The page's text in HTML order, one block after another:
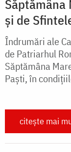
Săptămâna
şi de
Îndrumări ale
de Patriarhul
Săptămâna
Paşti, în
citește mai